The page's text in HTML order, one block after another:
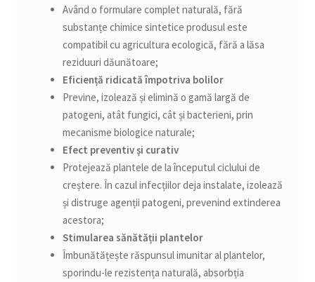
Având o formulare complet naturală, fără
substanțe chimice sintetice produsul este
compatibil cu agricultura ecologică, fără a lăsa
reziduuri dăunătoare;
Eficiență ridicată împotriva bolilor
Previne, izolează și elimină o gamă largă de
patogeni, atât fungici, cât și bacterieni, prin
mecanisme biologice naturale;
Efect preventiv și curativ
Protejează plantele de la începutul ciclului de
creștere. În cazul infecțiilor deja instalate, izolează
și distruge agenții patogeni, prevenind extinderea
acestora;
Stimularea sănătății plantelor
Îmbunătățește răspunsul imunitar al plantelor,
sporindu-le rezistența naturală, absorbția